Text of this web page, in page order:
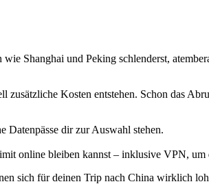
Shanghai und Peking schlenderst,
Kosten entstehen. Schon das
dir zur Auswahl stehen.
online bleiben kannst – inklusive VPN,
sich für deinen Trip nach China wirklich